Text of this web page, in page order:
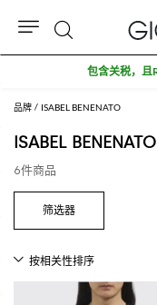
品牌 ISABEL BENENATO
ISABEL BENENATO
6件商品